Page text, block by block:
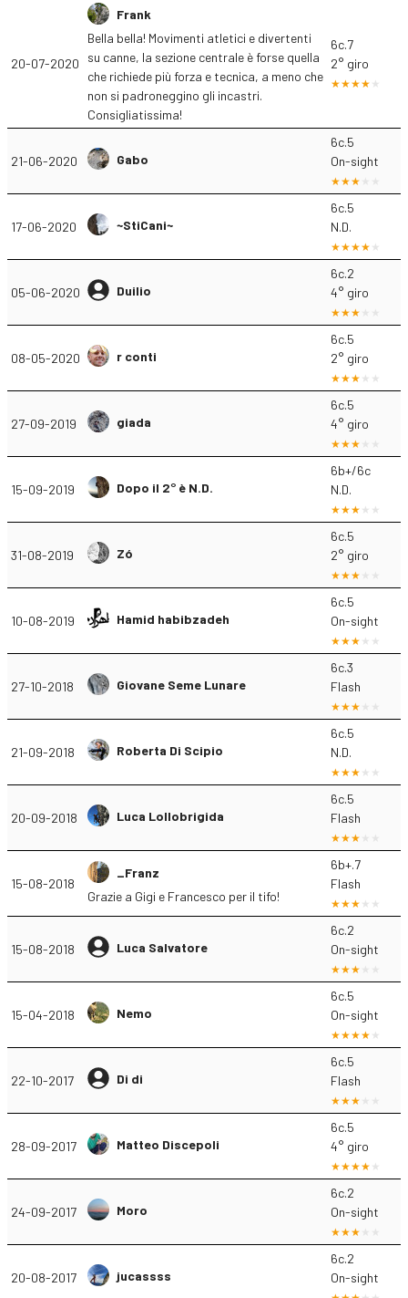
20-07-2020
Frank
Bella bella! Movimenti atletici e divertenti
su canne, la sezione centrale è forse quella
che richiede più forza e tecnica, a meno che
non si padroneggino gli incastri.
Consigliatissima!
6c.7
2° giro
21-06-2020 Gabo
6c.5
On-sight
17-06-2020 ~StiCani~
6c.5
N.D.
05-06-2020 Duilio
6c.2
4° giro
08-05-2020 r conti
6c.5
2° giro
27-09-2019 giada
6c.5
4° giro
15-09-2019 Dopo il 2° è N.D.
6b+/6c
N.D.
31-08-2019 Zó
6c.5
2° giro
10-08-2019 Hamid habibzadeh
6c.5
On-sight
27-10-2018 Giovane Seme Lunare
6c.3
Flash
21-09-2018 Roberta Di Scipio
6c.5
N.D.
20-09-2018 Luca Lollobrigida
6c.5
Flash
15-08-2018
_Franz
Grazie a Gigi e Francesco per il tifo!
6b+.7
Flash
15-08-2018 Luca Salvatore
6c.2
On-sight
15-04-2018 Nemo
6c.5
On-sight
22-10-2017 Di di
6c.5
Flash
28-09-2017 Matteo Discepoli
6c.5
4° giro
24-09-2017 Moro
6c.2
On-sight
20-08-2017 jucassss
6c.2
On-sight